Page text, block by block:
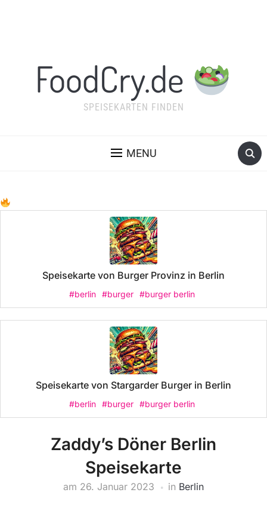
FoodCry.de
SPEISEKARTEN FINDEN
MENU
Speisekarte von Burger Provinz in Berlin
#berlin #burger #burger berlin
Speisekarte von Stargarder Burger in Berlin
#berlin #burger #burger berlin
Zaddy’s Döner Berlin
Speisekarte
am 26. Januar 2023 in Berlin